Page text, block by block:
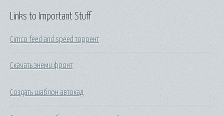
Links to Important Stuff
Cimco feed and speed торрент
Скачать энеми фронт
Создать шаблон автокад